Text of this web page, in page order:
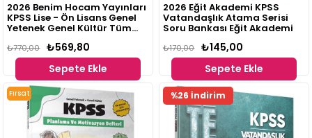
2026 Benim Hocam Yayınları
KPSS Lise - Ön Lisans Genel
Yetenek Genel Kültür Tüm
Soru Bankası Ramazan
Yetgin, Bayram Meral, Şenol
Aydın, Kadir Gümüş, Erdal
Kesekler
₺569,80
₺770,00
Sepete Ekle
2026 Eğit Akademi KPSS
Vatandaşlık Atama Serisi
Soru Bankası Eğit Akademi
₺145,00
₺170,00
Sepete Ekle
Fırsat
Ürünü
%26 İndirim